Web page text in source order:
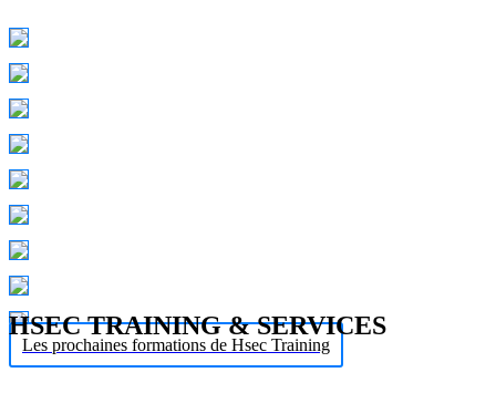
Les prochaines formations de Hsec Training
HSEC TRAINING & SERVICES